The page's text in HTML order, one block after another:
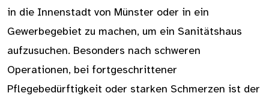
in die Innenstadt von Münster oder in ein
Gewerbegebiet zu machen, um ein Sanitätshaus
aufzusuchen. Besonders nach schweren
Operationen, bei fortgeschrittener
Pflegebedürftigkeit oder starken Schmerzen ist der